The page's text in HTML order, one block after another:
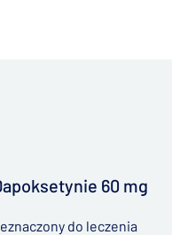
60 mg
do leczenia